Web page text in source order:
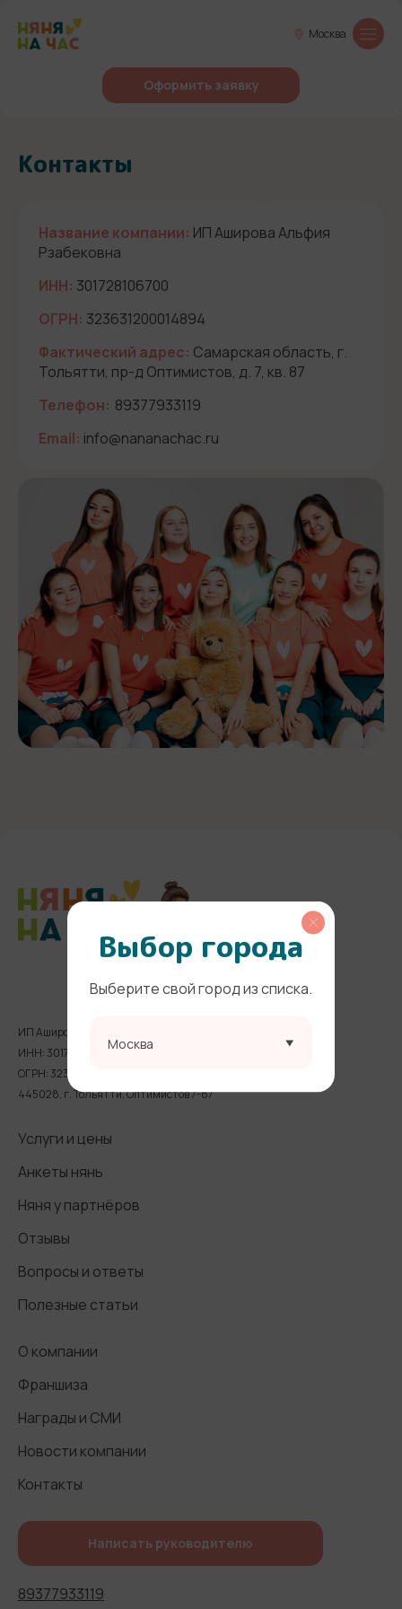
Москва
Оформить заявку
Контакты
Название компании: ИП Аширова Альфия
Рзабековна
ИНН: 301728106700
ОГРН: 323631200014894
Фактический адрес: Самарская область, г.
Тольятти, пр-д Оптимистов, д. 7, кв. 87
Телефон: 89377933119
Email: info@nananachac.ru
ИП Аширова Альфия Рзабековна
ИНН: 301728106700
ОГРН: 323631200014894
445028, г. Тольятти, Оптимистов 7-87
Услуги и цены
Анкеты нянь
Няня у партнёров
Отзывы
Вопросы и ответы
Полезные статьи
О компании
Франшиза
Награды и СМИ
Новости компании
Контакты
Написать руководителю
89377933119
Выбор города
Выберите свой город из списка.
Москва